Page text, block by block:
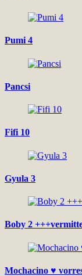
Pumi 4
Pancsi
Fifi 10
Gyula 3
Boby 2
Mochacino ♥